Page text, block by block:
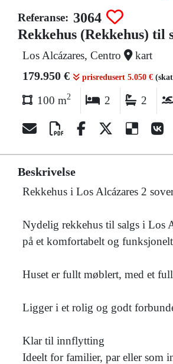
Referanse: 3064
Rekkehus (Rekkehus) til
Los Alcázares, Centro kart
179.950 € prisredusert 5.050 €
100 m2 2 2
Beskrivelse
Rekkehus i Los Alcázares 2
Nydelig rekkehus til salgs i Los
på et komfortabelt og
Huset er fullt møblert, med et
Ligger i et rolig og godt
Klar til innflytting
Ideelt for familier, par eller som